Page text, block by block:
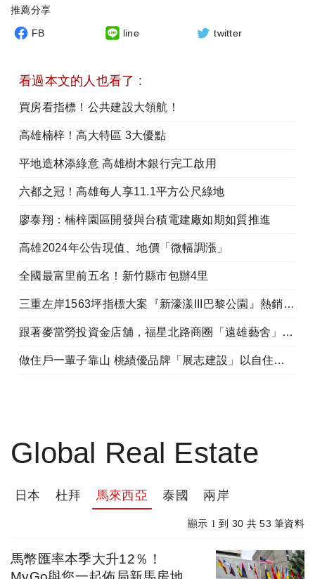
推薦分享
FB line twitter
看過本文的人也看了 :
買房看指標！公共建設大領航！
高雄楠梓！高大特區 3大優點
平地造林添綠意 高雄樹木銀行完工啟用
六都之冠！高雄每人享11.1平方公尺綠地
廖泰翔：楠梓園區開發與台積電建廠如期如質推進
高雄2024年公告現值、地價「微幅調漲」
全國最富里前五名！新竹縣市包辦4里
三重左岸1563坪指標大案『新濠漾III巴黎公園』熱銷開工
跟著麥當勞投資金店舖，福星北路商圈「遠雄藝舍」金店炙手可熱
做住戶一輩子靠山 桃績優品牌「展志建設」以自住心蓋房
Global Real Estate
日本 杜拜 馬來西亞 泰國 兩岸
顯示 1 到 30 共53 筆資料
馬幣匯率本季大升12％！